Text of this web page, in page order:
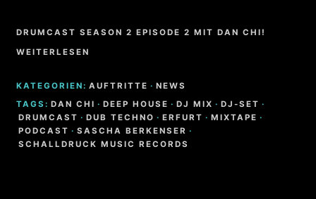
DRUMCAST SEASON 2 EPISODE 2 MIT DAN CHI!
WEITERLESEN
KATEGORIEN: AUFTRITTE · NEWS
TAGS: DAN CHI · DEEP HOUSE · DJ MIX · DJ-SET ·
DRUMCAST · DUB TECHNO · ERFURT · MIXTAPE ·
PODCAST · SASCHA BERKENSER ·
SCHALLDRUCK MUSIC RECORDS